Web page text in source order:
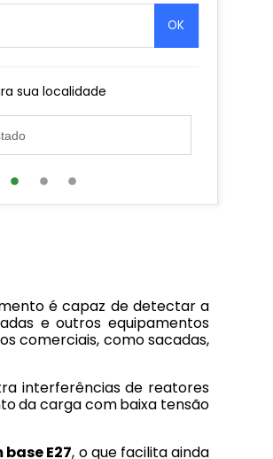
OK
sua localidade
é capaz de detectar a
e outros equipamentos
comerciais, como sacadas,
interferências de reatores
da carga com baixa tensão
E27, o que facilita ainda